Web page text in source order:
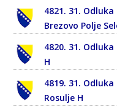
4821. 31.
Brezovo Polje
4820. 31.
H
4819. 31.
Rosulje H